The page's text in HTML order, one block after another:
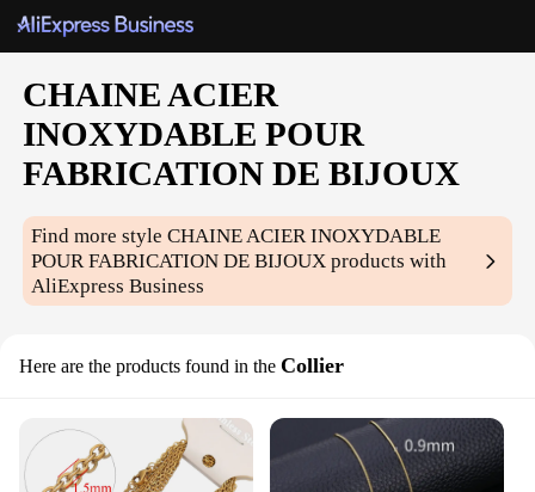
CHAINE ACIER
INOXYDABLE POUR
FABRICATION DE BIJOUX
Find more styleCHAINE ACIER INOXYDABLE
POUR FABRICATION DE BIJOUX products with
AliExpress Business
Here are the products found in the Collier